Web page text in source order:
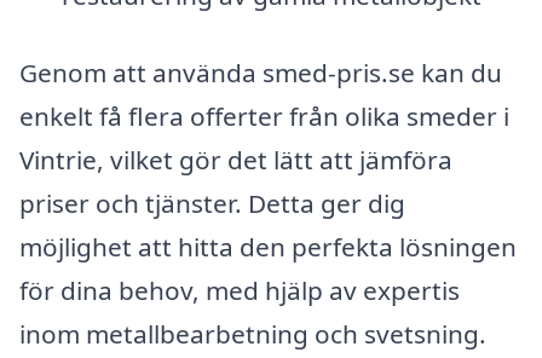
Genom att använda smed-pris.se kan du
enkelt få flera offerter från olika smeder i
Vintrie, vilket gör det lätt att jämföra
priser och tjänster. Detta ger dig
möjlighet att hitta den perfekta lösningen
för dina behov, med hjälp av expertis
inom metallbearbetning och svetsning.